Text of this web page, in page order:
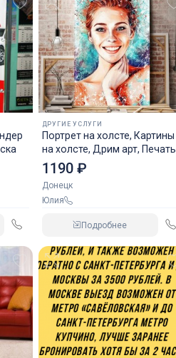
Вывеска
ДРУГИЕ УСЛУГИ
Портрет на холсте, Картины
на холсте, Дрим арт, Печать
фото
1190 ₽
Донецк
Юлия
Подробнее